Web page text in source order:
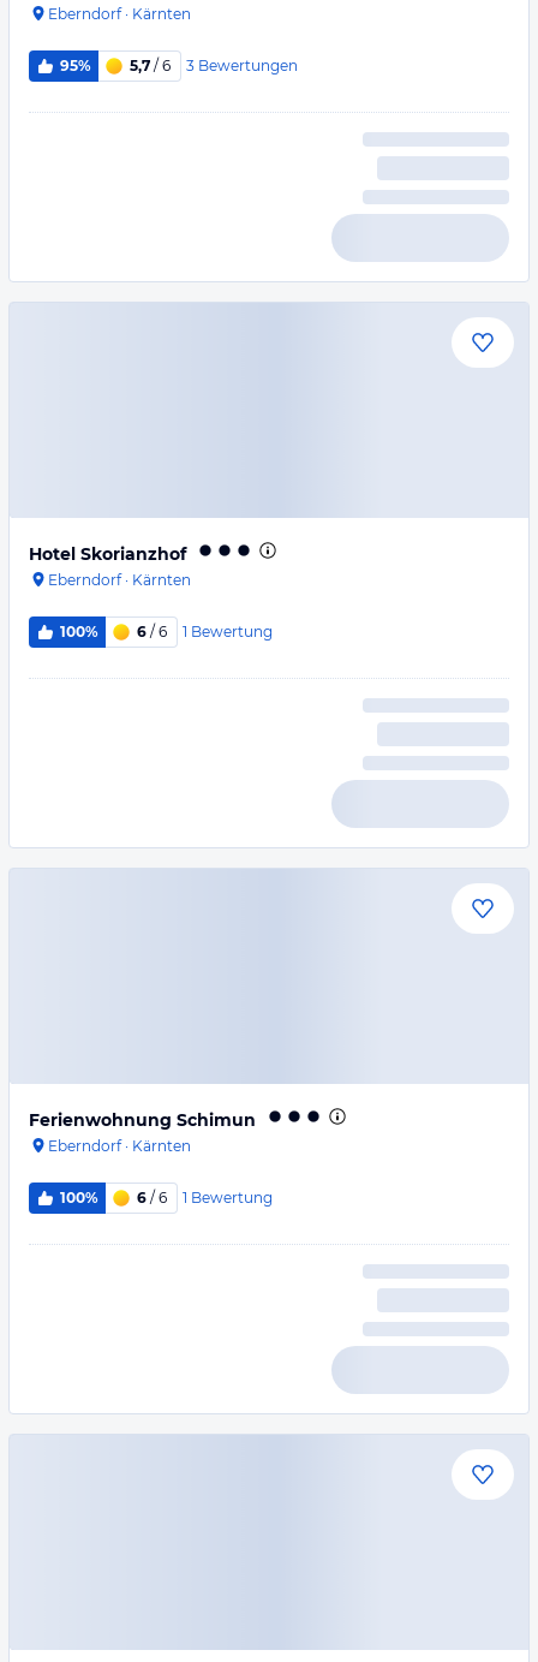
Eberndorf· Kärnten
95% 5,7 / 6 3 Bewertungen
Hotel Skorianzhof
Eberndorf· Kärnten
100% 6 / 6 1 Bewertung
Ferienwohnung Schimun
Eberndorf· Kärnten
100% 6 / 6 1 Bewertung